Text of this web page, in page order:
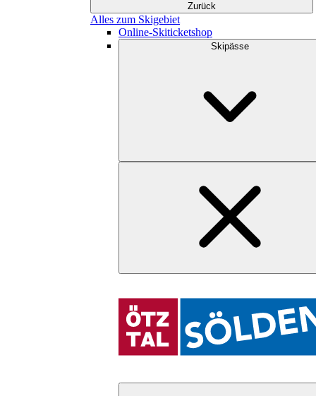
Zurück
Alles zum Skigebiet
Online-Skiticketshop
Skipässe